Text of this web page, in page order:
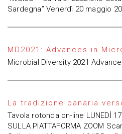
Sardegna” Venerdì 20 maggio
MD2021: Advances in
Microbial Diversity 2021
La tradizione panaria
Tavola rotonda on-line LUNEDÌ
SULLA PIATTAFORMA ZOOM